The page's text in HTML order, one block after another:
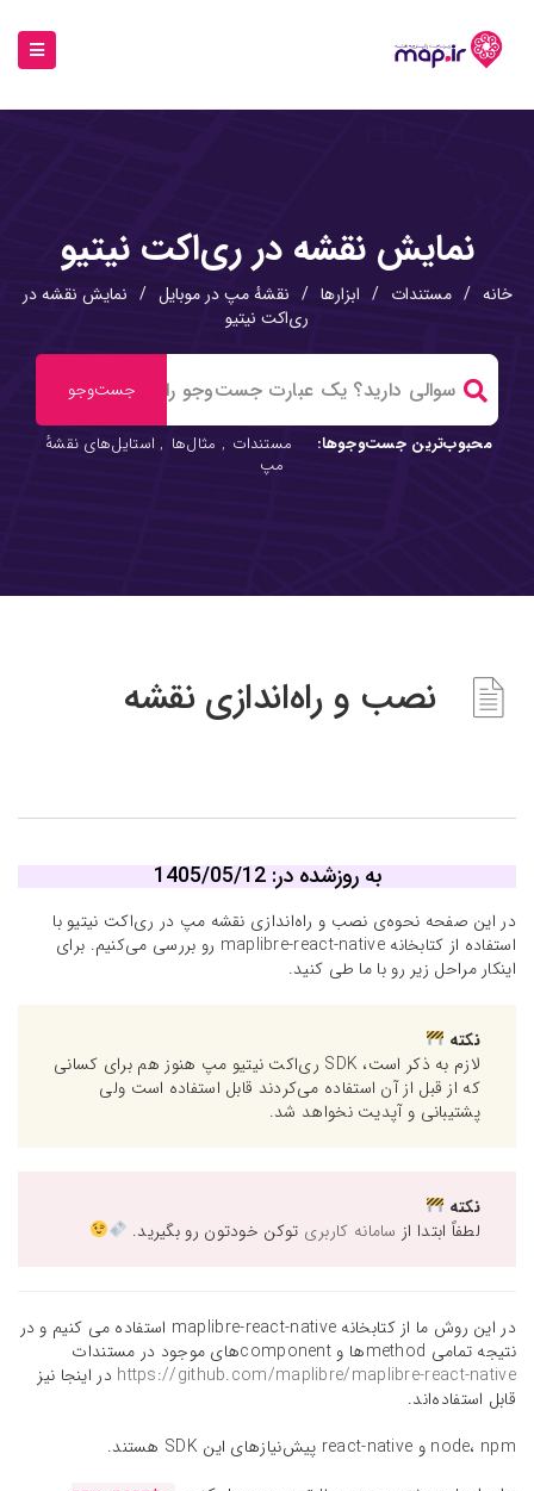
نمایش نقشه در ری‌اکت نیتیو
خانه / مستندات / ابزارها / نقشهٔ مپ در موبایل / نمایش نقشه در
ری‌اکت نیتیو
محبوب‌ترین جست‌وجوها: مستندات , مثال‌ها , استایل‌های نقشهٔ
مپ
نصب و راه‌اندازی نقشه
به روزشده در: 1405/05/12
در این صفحه نحوه‌ی نصب و راه‌اندازی نقشه مپ در ری‌اکت نیتیو با
استفاده از کتابخانه maplibre-react-native رو بررسی می‌کنیم. برای
اینکار مراحل زیر رو با ما طی کنید.
نکته
لازم به ذکر است، SDK ری‌اکت نیتیو مپ هنوز هم برای کسانی
که از قبل از آن استفاده می‌کردند قابل استفاده‌ است ولی
پشتیبانی و آپدیت نخواهد شد.
نکته
لطفاً ابتدا از سامانه کاربری توکن خودتون رو بگیرید.
در این روش ما از کتابخانه maplibre-react-native استفاده می کنیم و در
نتیجه تمامی methodها و componentهای موجود در مستندات
https://github.com/maplibre/maplibre-react-native در اینجا نیز
قابل استفاده‎‌اند.
node، npm و react-native پیش‌نیازهای این SDK هستند.